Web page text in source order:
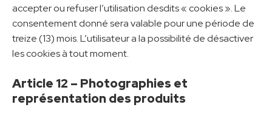
accepter ou refuser l’utilisation desdits « cookies ». Le
consentement donné sera valable pour une période de
treize (13) mois. L’utilisateur a la possibilité de désactiver
les cookies à tout moment.
Article 12 – Photographies et
représentation des produits